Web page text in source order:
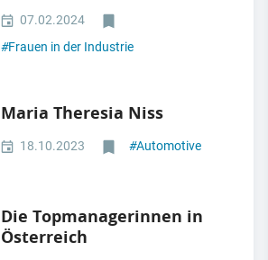
07.02.2024
#Frauen in der Industrie
Maria Theresia Niss
18.10.2023 #Automotive
Die Topmanagerinnen in
Österreich